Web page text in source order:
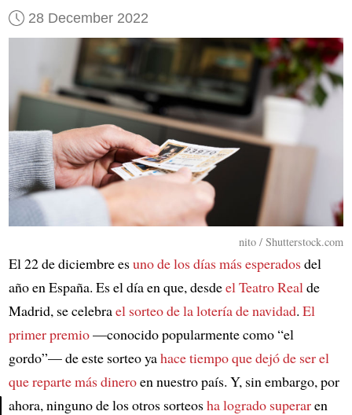
28 December 2022
nito / Shutterstock.com
El 22 de diciembre esuno de los días más esperadosdel
año en España. Es el día en que, desdeel Teatro Realde
Madrid, se celebrael sorteo de la lotería de navidad. El
primer premio—conocido popularmente como “el
gordo”— de este sorteo yahace tiempo que dejó de ser el
que reparte más dineroen nuestro país. Y, sin embargo, por
ahora, ninguno de los otros sorteosha logrado superaren